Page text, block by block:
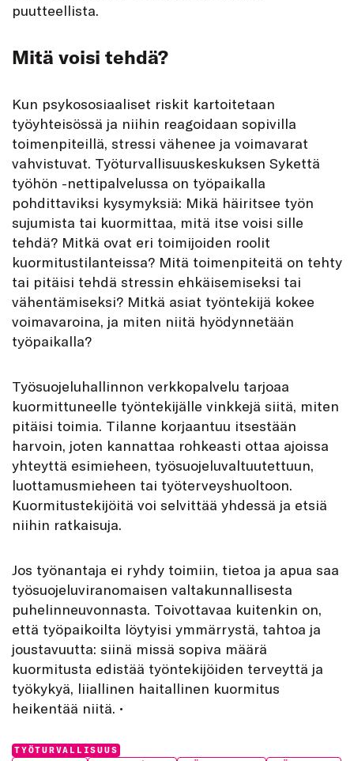
puutteellista.
Mitä voisi tehdä?
Kun psykososiaaliset riskit kartoitetaan
työyhteisössä ja niihin reagoidaan sopivilla
toimenpiteillä, stressi vähenee ja voimavarat
vahvistuvat. Työturvallisuuskeskuksen Sykettä
työhön -nettipalvelussa on työpaikalla
pohdittaviksi kysymyksiä: Mikä häiritsee työn
sujumista tai kuormittaa, mitä itse voisi sille
tehdä? Mitkä ovat eri toimijoiden roolit
kuormitustilanteissa? Mitä toimenpiteitä on tehty
tai pitäisi tehdä stressin ehkäisemiseksi tai
vähentämiseksi? Mitkä asiat työntekijä kokee
voimavaroina, ja miten niitä hyödynnetään
työpaikalla?
Työsuojeluhallinnon verkkopalvelu tarjoaa
kuormittuneelle työntekijälle vinkkejä siitä, miten
pitäisi toimia. Tilanne korjaantuu itsestään
harvoin, joten kannattaa rohkeasti ottaa ajoissa
yhteyttä esimieheen, työsuojeluvaltuutettuun,
luottamusmieheen tai työterveyshuoltoon.
Kuormitustekijöitä voi selvittää yhdessä ja etsiä
niihin ratkaisuja.
Jos työnantaja ei ryhdy toimiin, tietoa ja apua saa
työsuojeluviranomaisen valtakunnallisesta
puhelinneuvonnasta. Toivottavaa kuitenkin on,
että työpaikoilta löytyisi ymmärrystä, tahtoa ja
joustavuutta: siinä missä sopiva määrä
kuormitusta edistää työntekijöiden terveyttä ja
työkykyä, liiallinen haitallinen kuormitus
heikentää niitä. •
Categories:
TYÖTURVALLISUUS